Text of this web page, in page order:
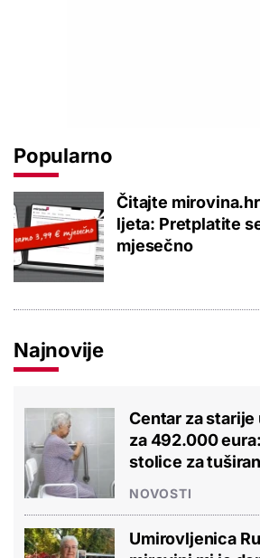
Popularno
Čitajte
ljeta: Pretplatite
mjesečno
Najnovije
Centar za starije
za 492.000
stolice za
NOVOSTI
Umirovljenica